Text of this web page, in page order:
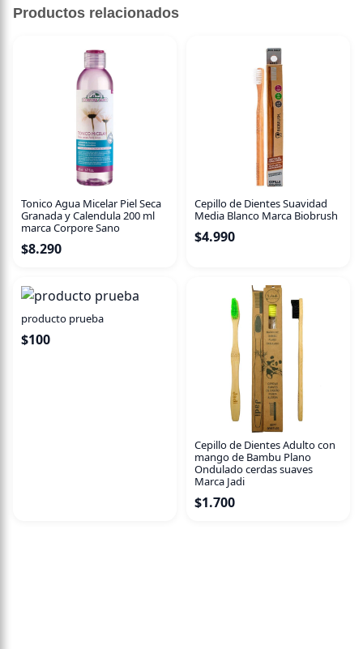
Manjar.
crema de manjar de elaboración propia.
Sin azúcar, endulzado con alulosa.
Contiene trigo.
Pastelería artesanal.
Productos relacionados
Tonico Agua Micelar Piel Seca
Granada y Calendula 200 ml
marca Corpore Sano
$8.290
Cepillo de Dientes Suavidad
Media Blanco Marca Biobrush
$4.990
producto prueba
$100
Cepillo de Dientes Adulto con
mango de Bambu Plano
Ondulado cerdas suaves
Marca Jadi
$1.700